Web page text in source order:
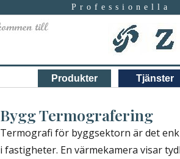
Produkter Tjänster
Bygg Termografering
Termografi för byggsektorn är det
i fastigheter. En värmekamera visar